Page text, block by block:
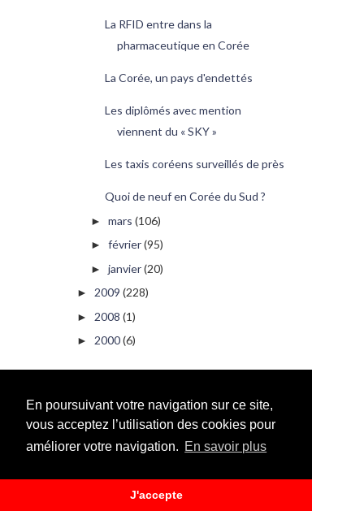
En poursuivant votre navigation sur ce site,
vous acceptez l’utilisation des cookies pour
améliorer votre navigation. En savoir plus
J'accepte
La RFID entre dans la
pharmaceutique en Corée
La Corée, un pays d'endettés
Les diplômés avec mention
viennent du « SKY »
Les taxis coréens surveillés de près
Quoi de neuf en Corée du Sud ?
► mars (106)
► février(95)
► janvier(20)
► 2009 (228)
► 2008 (1)
► 2000(6)